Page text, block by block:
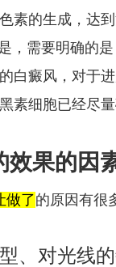
素的生成，达到
，需要明确的
白癜风，对于
素细胞已经尽
效果的因
做了的原因有很
、对光线